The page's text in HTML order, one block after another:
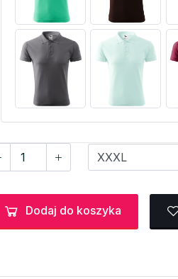
Dodaj do koszyka